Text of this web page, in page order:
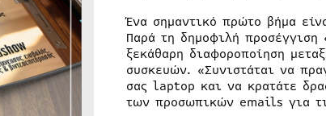
Ένα σημαντικό πρώτο βήμα
Παρά τη δημοφιλή
ξεκάθαρη διαφοροποίηση
συσκευών. «Συνιστάται να
σας laptop και να κρατάτε
των προσωπικών emails για